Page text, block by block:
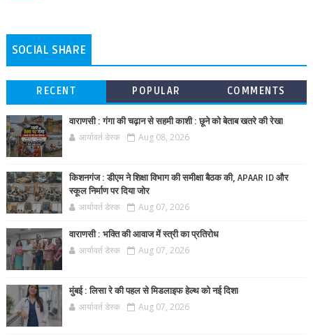
SOCIAL SHARE
RECENT POPULAR COMMENTS
वाराणसी : गंगा की चढ़ान से सहमी काशी : छूने को बेताब खतरे की रेखा
आर्यावर्त डेस्क Aug 08, 2026
किशनगंज : डीएम ने शिक्षा विभाग की समीक्षा बैठक की, APAAR ID और
स्कूल निर्माण पर दिया जोर
आर्यावर्त डेस्क Aug 07, 2026
वाराणसी : भक्ति की आवाज में स्त्री का प्रतिरोध
आर्यावर्त डेस्क Aug 07, 2026
मुंबई : लिसा रे की पहल से मिडलाइफ हेल्थ को नई दिशा
आर्यावर्त डेस्क Aug 07, 2026